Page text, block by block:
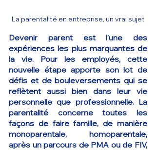
La parentalité en entreprise, un vrai sujet
Devenir parent est l’une des
expériences les plus marquantes de
la vie. Pour les employés, cette
nouvelle étape apporte son lot de
défis et de bouleversements qui se
reflètent aussi bien dans leur vie
personnelle que professionnelle. La
parentalité concerne toutes les
façons de faire famille, de manière
monoparentale, homoparentale,
après un parcours de PMA ou de FIV,